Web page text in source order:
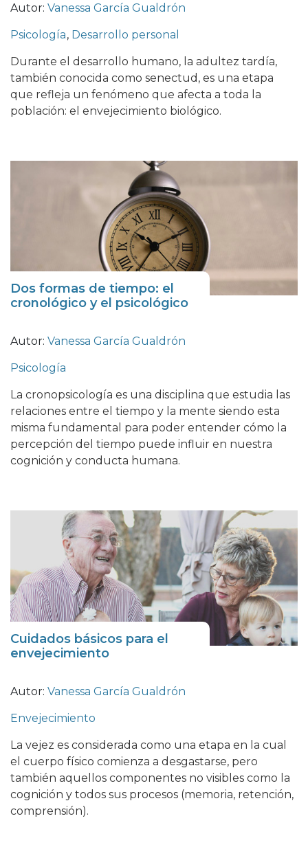
Autor: Vanessa García Gualdrón
Psicología, Desarrollo personal
Durante el desarrollo humano, la adultez tardía,
también conocida como senectud, es una etapa
que refleja un fenómeno que afecta a toda la
población: el envejecimiento biológico.
Dos formas de tiempo: el
cronológico y el psicológico
Autor: Vanessa García Gualdrón
Psicología
La cronopsicología es una disciplina que estudia las
relaciones entre el tiempo y la mente siendo esta
misma fundamental para poder entender cómo la
percepción del tiempo puede influir en nuestra
cognición y conducta humana.
Cuidados básicos para el
envejecimiento
Autor: Vanessa García Gualdrón
Envejecimiento
La vejez es considerada como una etapa en la cual
el cuerpo físico comienza a desgastarse, pero
también aquellos componentes no visibles como la
cognición y todos sus procesos (memoria, retención,
comprensión).